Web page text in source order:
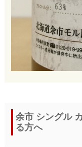
余市 シングル
る方へ